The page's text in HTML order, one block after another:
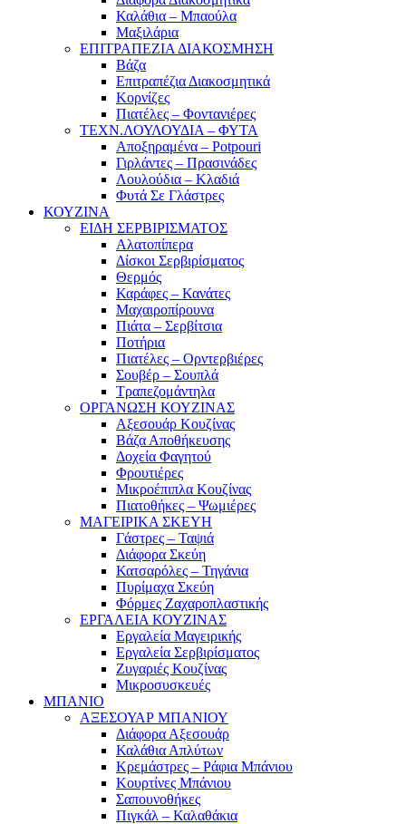
Καλάθια – Μπαούλα
Μαξιλάρια
ΕΠΙΤΡΑΠΕΖΙΑ ΔΙΑΚΟΣΜΗΣΗ
Βάζα
Επιτραπέζια Διακοσμητικά
Κορνίζες
Πιατέλες – Φοντανιέρες
ΤΕΧΝ.ΛΟΥΛΟΥΔΙΑ – ΦΥΤΑ
Αποξηραμένα – Potpouri
Γιρλάντες – Πρασινάδες
Λουλούδια – Κλαδιά
Φυτά Σε Γλάστρες
ΚΟΥΖΙΝΑ
ΕΙΔΗ ΣΕΡΒΙΡΙΣΜΑΤΟΣ
Αλατοπίπερα
Δίσκοι Σερβιρίσματος
Θερμός
Καράφες – Κανάτες
Μαχαιροπίρουνα
Πιάτα – Σερβίτσια
Ποτήρια
Πιατέλες – Ορντερβιέρες
Σουβέρ – Σουπλά
Τραπεζομάντηλα
ΟΡΓΑΝΩΣΗ ΚΟΥΖΙΝΑΣ
Αξεσουάρ Κουζίνας
Βάζα Αποθήκευσης
Δοχεία Φαγητού
Φρουτιέρες
Μικροέπιπλα Κουζίνας
Πιατοθήκες – Ψωμιέρες
ΜΑΓΕΙΡΙΚΑ ΣΚΕΥΗ
Γάστρες – Ταψιά
Διάφορα Σκεύη
Κατσαρόλες – Τηγάνια
Πυρίμαχα Σκεύη
Φόρμες Ζαχαροπλαστικής
ΕΡΓΑΛΕΙΑ ΚΟΥΖΙΝΑΣ
Εργαλεία Μαγειρικής
Εργαλεία Σερβιρίσματος
Ζυγαριές Κουζίνας
Μικροσυσκευές
ΜΠΑΝΙΟ
ΑΞΕΣΟΥΑΡ ΜΠΑΝΙΟΥ
Διάφορα Αξεσουάρ
Καλάθια Απλύτων
Κρεμάστρες – Ράφια Μπάνιου
Κουρτίνες Μπάνιου
Σαπουνοθήκες
Πιγκάλ – Καλαθάκια